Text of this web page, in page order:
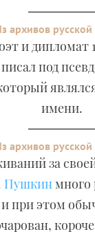
архивов русской
и дипломат
под
имени.
архивов русской
за
Пушкинмного
при этом